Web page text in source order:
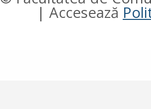
| Accesează